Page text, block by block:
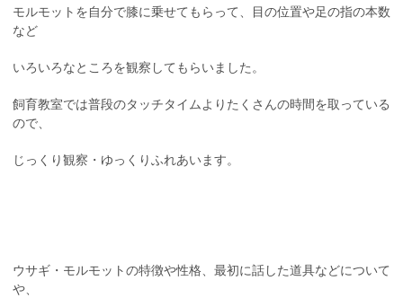
モルモットを自分で膝に乗せてもらって、目の位置や足の指の本数
など
いろいろなところを観察してもらいました。
飼育教室では普段のタッチタイムよりたくさんの時間を取っている
ので、
じっくり観察・ゆっくりふれあいます。
ウサギ・モルモットの特徴や性格、最初に話した道具などについて
や、